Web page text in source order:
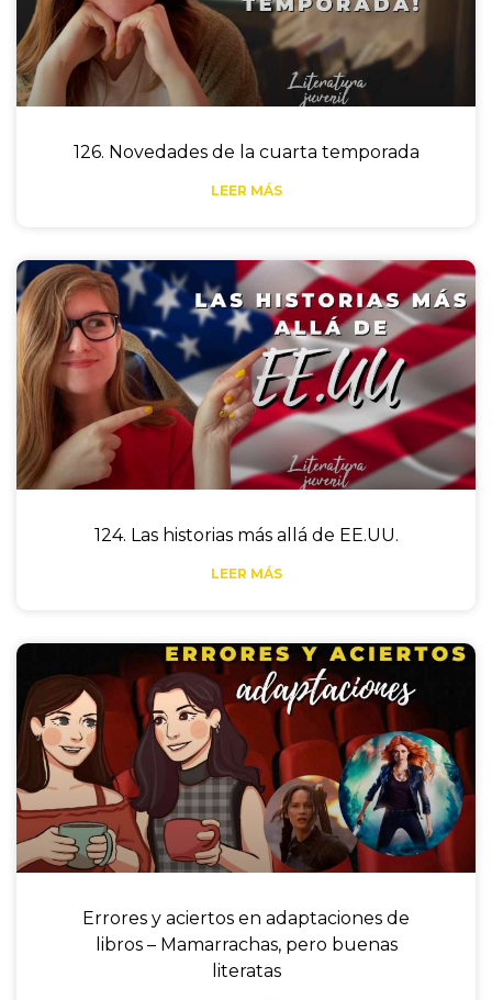
126. Novedades de la cuarta temporada
LEER MÁS
124. Las historias más allá de EE.UU.
LEER MÁS
Errores y aciertos en adaptaciones de
libros – Mamarrachas, pero buenas
literatas